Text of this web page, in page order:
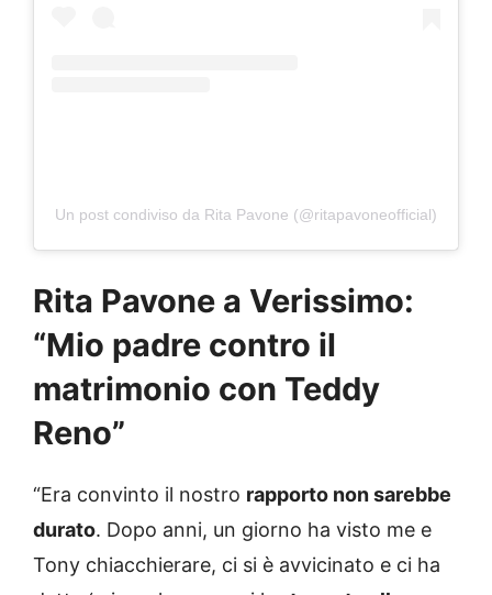
Un post condiviso da Rita Pavone (@ritapavoneofficial)
Rita Pavone a Verissimo:
“Mio padre contro il
matrimonio con Teddy
Reno”
“Era convinto il nostro rapporto non sarebbe
durato. Dopo anni, un giorno ha visto me e
Tony chiacchierare, ci si è avvicinato e ci ha